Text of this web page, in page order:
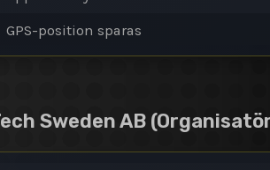
GPS-position sparas
Sweden AB